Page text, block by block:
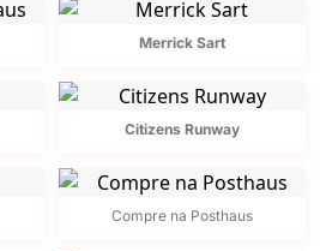
Merrick Sart
Citizens Runway
Compre na Posthaus